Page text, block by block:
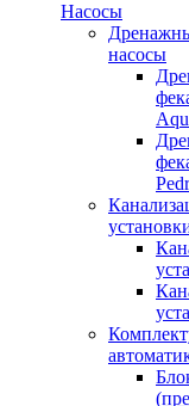
Насосы
насосы